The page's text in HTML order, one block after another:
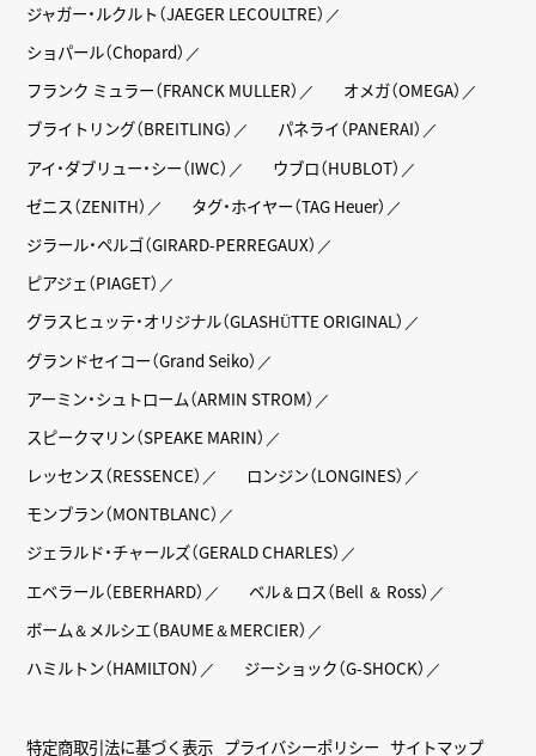
ジャガー・ルクルト（JAEGER LECOULTRE）
ショパール（Chopard）
フランク ミュラー（FRANCK MULLER）
オメガ（OMEGA）
ブライトリング（BREITLING）
パネライ（PANERAI）
アイ・ダブリュー・シー（IWC）
ウブロ（HUBLOT）
ゼニス（ZENITH）
タグ・ホイヤー（TAG Heuer）
ジラール・ペルゴ（GIRARD-PERREGAUX）
ピアジェ（PIAGET）
グラスヒュッテ・オリジナル（GLASHÜTTE ORIGINAL）
グランドセイコー（Grand Seiko）
アーミン・シュトローム（ARMIN STROM）
スピークマリン（SPEAKE MARIN）
レッセンス（RESSENCE）
ロンジン（LONGINES）
モンブラン（MONTBLANC）
ジェラルド・チャールズ（GERALD CHARLES）
エベラール（EBERHARD）
ベル＆ロス（Bell ＆ Ross）
ボーム＆メルシエ（BAUME＆MERCIER）
ハミルトン（HAMILTON）
ジーショック（G-SHOCK）
特定商取引法に基づく表示 プライバシーポリシー サイトマップ